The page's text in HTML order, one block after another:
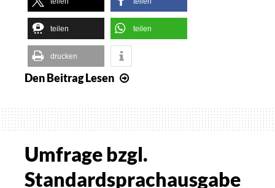
teilen teilen
drucken
Den BeitragLesen
NVDA
Umfrage bzgl.
Standardsprachausgabe